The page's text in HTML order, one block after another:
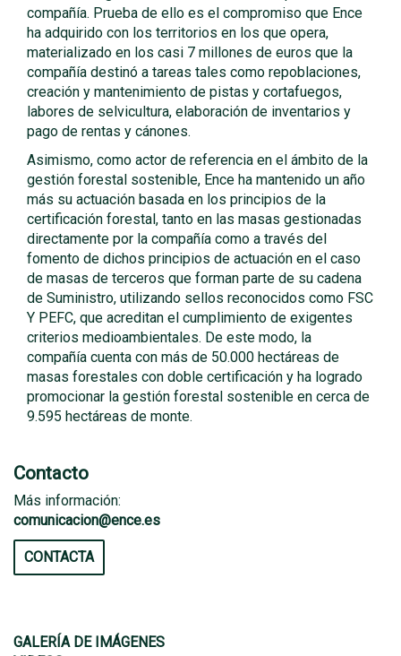
compañía. Prueba de ello es el compromiso que Ence
ha adquirido con los territorios en los que opera,
materializado en los casi 7 millones de euros que la
compañía destinó a tareas tales como repoblaciones,
creación y mantenimiento de pistas y cortafuegos,
labores de selvicultura, elaboración de inventarios y
pago de rentas y cánones.
Asimismo, como actor de referencia en el ámbito de la
gestión forestal sostenible, Ence ha mantenido un año
más su actuación basada en los principios de la
certificación forestal, tanto en las masas gestionadas
directamente por la compañía como a través del
fomento de dichos principios de actuación en el caso
de masas de terceros que forman parte de su cadena
de Suministro, utilizando sellos reconocidos como FSC
Y PEFC, que acreditan el cumplimiento de exigentes
criterios medioambientales. De este modo, la
compañía cuenta con más de 50.000 hectáreas de
masas forestales con doble certificación y ha logrado
promocionar la gestión forestal sostenible en cerca de
9.595 hectáreas de monte.
Contacto
Más información:
comunicacion@ence.es
CONTACTA
GALERÍA DE IMÁGENES